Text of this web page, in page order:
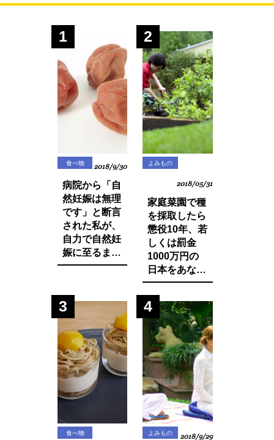
1
食べ物 2018/9/30
病院から「自
然妊娠は無理
です」と断言
された私が、
自力で自然妊
娠に至るまで
に実践した生
物の改善・身
体の変化につ
いてお話しし
ます。
2
よみもの
2018/05/31
家庭菜園で種
を採取したら
懲役10年、若
しくは罰金
1000万円の
日本をあなた
は想像できま
すか？今まで
登録品種のみ
禁止されてい
た種採りや脇
芽挿しが原則
禁止の方向
に・・？
3
食べ物
4
よみもの 2018/9/29